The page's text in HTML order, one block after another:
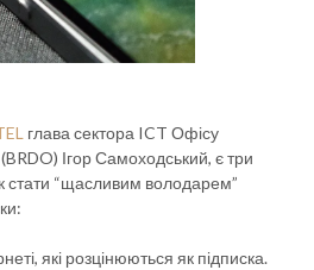
глава сектора ICT Офісу
Ігор Самоходський, є три
стати “щасливим володарем”
які розцінюються як підписка.